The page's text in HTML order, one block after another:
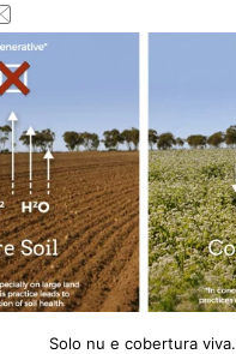
Solo nu e cobertura viva.